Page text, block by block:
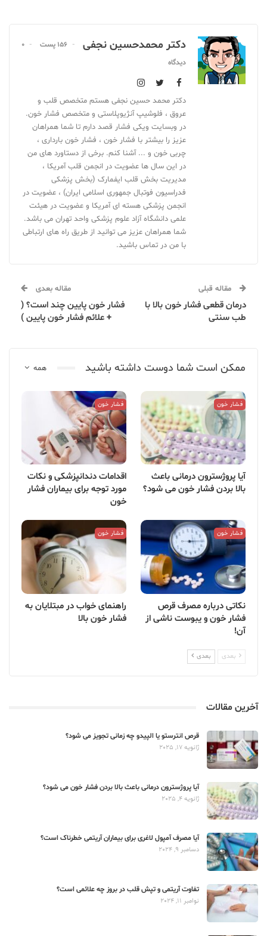
دکتر محمدحسین نجفی 156 پست
0
دیدگاه
دکتر محمد حسین نجفی هستم متخصص قلب و
عروق ، فلوشیپ آنژیوپلاستی و متخصص فشار خون.
در وبسایت ویکی فشار قصد دارم تا شما همراهان
عزیز را بیشتر با فشار خون ، فشار خون بارداری ،
چربی خون و ... آشنا کنم. برخی از دستاورد های من
در این سال ها عضویت در انجمن قلب آمریکا ،
مدیریت بخش قلب ایفمارک (بخش پزشکی
فدراسیون فوتبال جمهوری اسلامی ایران) ، عضویت در
انجمن پزشکی هسته ای آمریکا و عضویت در هیئت
علمی دانشگاه آزاد علوم پزشکی واحد تهران می باشد.
شما همراهان عزیز می توانید از طریق راه های ارتباطی
با من در تماس باشید.
مقاله قبلی
درمان قطعی فشار خون بالا با
طب سنتی
مقاله بعدی
فشار خون پایین چند است؟ (
+ علائم فشار خون پایین )
همه ممکن است شما دوست داشته باشید
فشار خون
آیا پروژسترون درمانی باعث
بالا بردن فشار خون می شود؟
فشار خون
اقدامات دندانپزشکی و نکات
مورد توجه برای بیماران فشار
خون
فشار خون
نکاتی درباره مصرف قرص
فشار خون و یبوست ناشی از
آن!
فشار خون
راهنمای خواب در مبتلایان به
فشار خون بالا
بعدی بعدی
آخرین مقالات
قرص انترستو یا الپیدو چه زمانی تجویز می شود؟
ژانویه 17, 2025
آیا پروژسترون درمانی باعث بالا بردن فشار خون می شود؟
ژانویه 4, 2025
آیا مصرف آمپول لاغری برای بیماران آریتمی خطرناک است؟
دسامبر 9, 2024
تفاوت آریتمی و تپش قلب در بروز چه علائمی است؟
نوامبر 11, 2024